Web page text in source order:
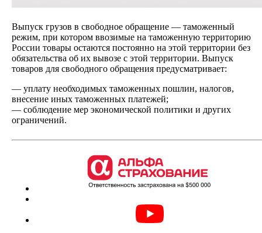
Выпуск грузов в свободное обращение — таможенный
режим, при котором ввозимые на таможенную территорию
России товары остаются постоянно на этой территории без
обязательства об их вывозе с этой территории. Выпуск
товаров для свободного обращения предусматривает:
— уплату необходимых таможенных пошлин, налогов,
внесение иных таможенных платежей;
— соблюдение мер экономической политики и других
ограничений.